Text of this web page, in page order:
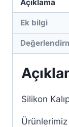
Açıklama
Ek bilgi
Silikon